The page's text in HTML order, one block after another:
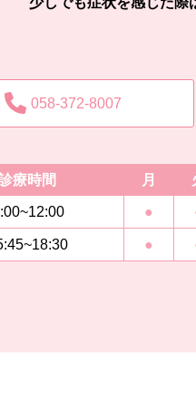
058-372-8007
療時間 月
●
●